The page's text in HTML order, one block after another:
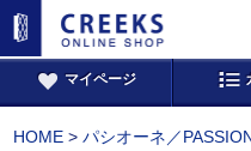
マイページ
HOME >パシオーネ／